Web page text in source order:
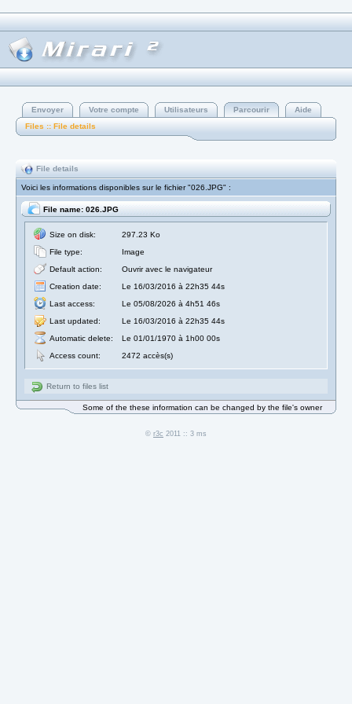
Envoyer Votre compte Utilisateurs Parcourir
Aide
Files :: File details
File details
Voici les informations disponibles sur le fichier "026.JPG" :
File name: 026.JPG
Size on disk:
297.23 Ko
File type:
Image
Default action:
Ouvrir avec le navigateur
Creation date:
Le 16/03/2016 à 22h35 44s
Last access:
Le 05/08/2026 à 4h51 46s
Last updated:
Le 16/03/2016 à 22h35 44s
Automatic delete:
Le 01/01/1970 à 1h00 00s
Access count:
2472 accès(s)
Return to files list
Some of the these information can be changed by the file's owner
© r3c 2011 :: 3 ms